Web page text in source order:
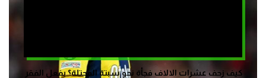
كيف زحف عشرات الالاف فجأة نحو سبتة المحتلة؟ بفعل الفقر